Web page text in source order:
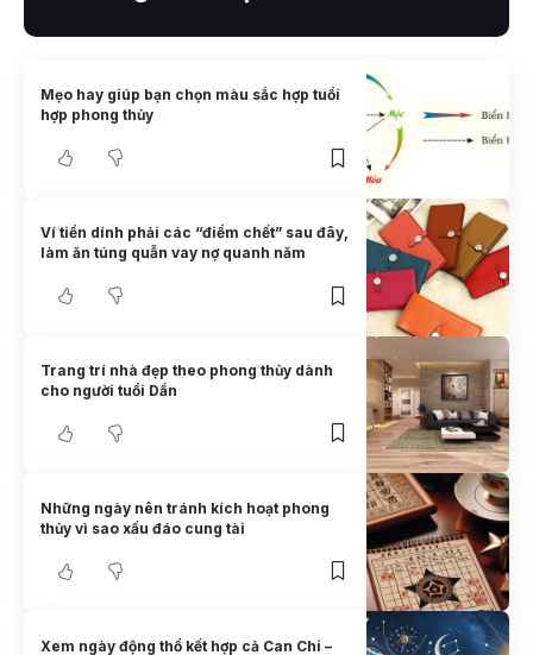
Mẹo hay giúp bạn chọn màu sắc hợp tuổi
hợp phong thủy
Ví tiền dính phải các “điểm chết” sau đây,
làm ăn túng quẫn vay nợ quanh năm
Trang trí nhà đẹp theo phong thủy dành
cho người tuổi Dần
Những ngày nên tránh kích hoạt phong
thủy vì sao xấu đáo cung tài
Xem ngày động thổ kết hợp cả Can Chi –